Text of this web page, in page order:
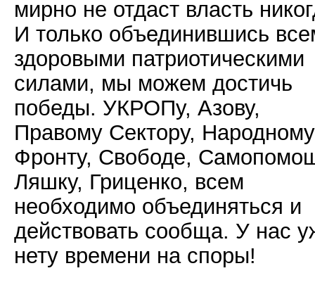
мирно не отдаст власть
И только объединившись
здоровыми патриотическими
силами, мы можем достичь
победы. УКРОПу, Азову,
Правому Сектору, Народному
Фронту, Свободе,
Ляшку, Гриценко, всем
необходимо объединяться и
действовать сообща. У нас
нету времени на споры!